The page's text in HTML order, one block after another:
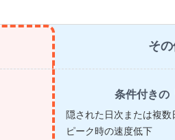
そ
条件付きの
隠された日次または複数
ピーク時の速度低下